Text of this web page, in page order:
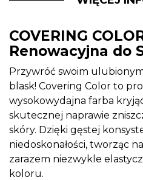
COVERING
Renowacyjna do
Przywróć swoim
blask! Covering Color to
wysokowydajna farba
skutecznej naprawie
skóry. Dzięki gęstej
niedoskonałości, tworząc
zarazem niezwykle
koloru.